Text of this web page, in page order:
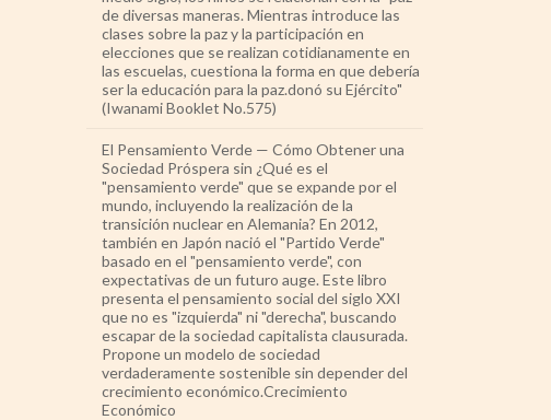
de diversas maneras. Mientras introduce las
clases sobre la paz y la participación en
elecciones que se realizan cotidianamente en
las escuelas, cuestiona la forma en que debería
ser la educación para la paz.donó su Ejército"
(Iwanami Booklet No.575)
El Pensamiento Verde — Cómo Obtener una
Sociedad Próspera sin ¿Qué es el
"pensamiento verde" que se expande por el
mundo, incluyendo la realización de la
transición nuclear en Alemania? En 2012,
también en Japón nació el "Partido Verde"
basado en el "pensamiento verde", con
expectativas de un futuro auge. Este libro
presenta el pensamiento social del siglo XXI
que no es "izquierda" ni "derecha", buscando
escapar de la sociedad capitalista clausurada.
Propone un modelo de sociedad
verdaderamente sostenible sin depender del
crecimiento económico.Crecimiento
Económico